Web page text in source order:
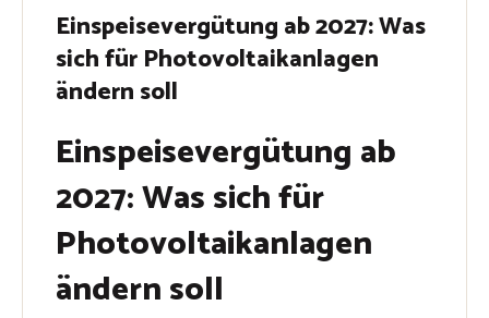
Einspeisevergütung ab 2027: Was
sich für Photovoltaikanlagen
ändern soll
Einspeisevergütung ab
2027: Was sich für
Photovoltaikanlagen
ändern soll